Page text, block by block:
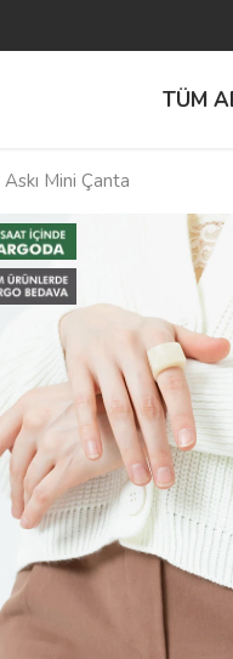
TÜM
Mini Çanta